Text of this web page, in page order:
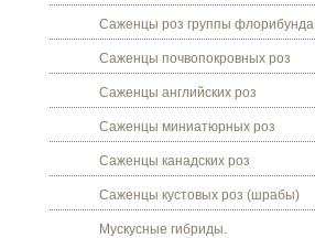
Саженцы роз группы флорибунда
Саженцы почвопокровных роз
Саженцы английских роз
Саженцы миниатюрных роз
Саженцы канадских роз
Саженцы кустовых роз (шрабы)
Мускусные гибриды.